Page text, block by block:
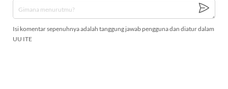
Isi komentar sepenuhnya adalah tanggung jawab pengguna dan diatur dalam
UU ITE